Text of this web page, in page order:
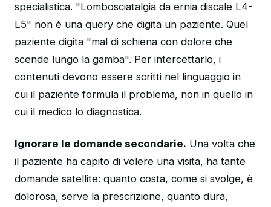
specialistica. "Lombosciatalgia da ernia discale L4-
L5" non è una query che digita un paziente. Quel
paziente digita "mal di schiena con dolore che
scende lungo la gamba". Per intercettarlo, i
contenuti devono essere scritti nel linguaggio in
cui il paziente formula il problema, non in quello in
cui il medico lo diagnostica.
Ignorare le domande secondarie. Una volta che
il paziente ha capito di volere una visita, ha tante
domande satellite: quanto costa, come si svolge, è
dolorosa, serve la prescrizione, quanto dura,